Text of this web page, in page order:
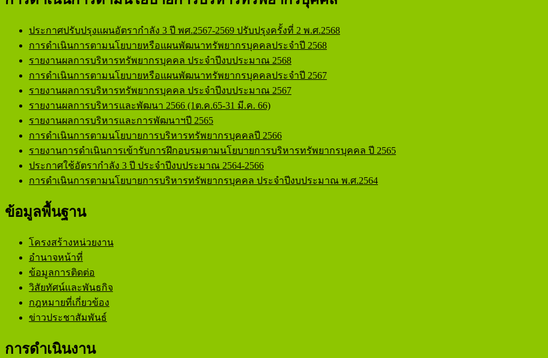
อบต.ดงมะไฟ อ.ทรายมูล จ.ยโสธร
ประกาศปรับปรุงแผนอัตรากำลัง 3 ปี พศ.2567-2569 ปรับปรุงครั้งที่ 2 พ.ศ.2568
การดำเนินการตามนโยบายหรือแผนพัฒนาทรัพยากรบุคคลประจำปี 2568
รายงานผลการบริหารทรัพยากรบุคคล ประจำปีงบประมาณ 2568
การดำเนินการตามนโยบายหรือแผนพัฒนาทรัพยากรบุคคลประจำปี 2567
รายงานผลการบริหารทรัพยากรบุคคล ประจำปีงบประมาณ 2567
รายงานผลการบริหารและพัฒนา 2566 (1ต.ค.65-31 มี.ค. 66)
รายงานผลการบริหารและการพัฒนาฯปี 2565
การดำเนินการตามนโยบายการบริหารทรัพยากรบุคคลปี 2566
รายงานการดำเนินการเข้ารับการฝึกอบรมตามนโยบายการบริหารทรัพยากรบุคคล ปี 2565
ประกาศใช้อัตรากำลัง 3 ปี ประจำปีงบประมาณ 2564-2566
การดำเนินการตามนโยบายการบริหารทรัพยากรบุคคล ประจำปีงบประมาณ พ.ศ.2564
ข้อมูลพื้นฐาน
โครงสร้างหน่วยงาน
อำนาจหน้าที่
ข้อมูลการติดต่อ
วิสัยทัศน์และพันธกิจ
กฎหมายที่เกี่ยวข้อง
ข่าวประชาสัมพันธ์
การดำเนินงาน